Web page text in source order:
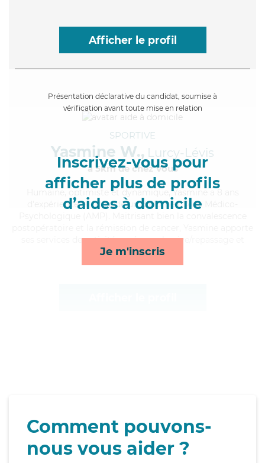
Afficher le profil
Présentation déclarative du candidat, soumise à
vérification avant toute mise en relation
Inscrivez-vous pour
afficher plus de profils
d’aides à domicile
Je m'inscris
SPORTIVE
Yasmine W., Lurcy-Lévis
à 5km de chez Vous
, optimiste et dynamique, Yasmine a 8 ans
d'expérience et possède un diplôme d'Aide Médico-
ses services de activités, ménage, lessive/repassage et
toilette/habillage*
Comment pouvons-
nous vous aider ?